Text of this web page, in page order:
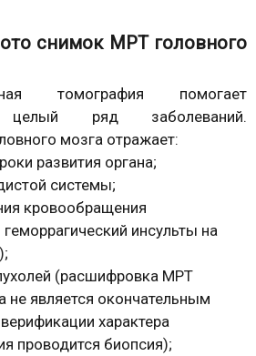
снимок МРТ головного
томография помогает
целый ряд заболеваний.
мозга отражает:
развития органа;
системы;
кровообращения
инсульты на
(расшифровка МРТ
не является окончательным
характера
проводится биопсия);